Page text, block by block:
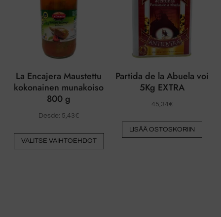
La Encajera Maustettu
kokonainen munakoiso
800 g
Desde: 5,43€
VALITSE VAIHTOEHDOT
Tästä
Partida de la Abuela voi
5Kg EXTRA
45,34€
LISÄÄ OSTOSKORIIN